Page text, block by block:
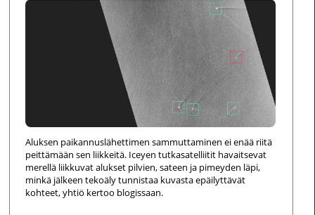
Aluksen paikannuslähettimen sammuttaminen ei enää riitä
peittämään sen liikkeitä. Iceyen tutkasatelliitit havaitsevat
merellä liikkuvat alukset pilvien, sateen ja pimeyden läpi,
minkä jälkeen tekoäly tunnistaa kuvasta epäilyttävät
kohteet, yhtiö kertoo blogissaan.